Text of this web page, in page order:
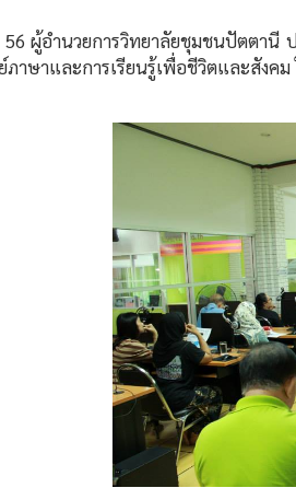
ำนวยการวิทยาลัยชุมชนปัตตานี ป
ภาษาและการเรียนรู้เพื่อชีวิตและสัง